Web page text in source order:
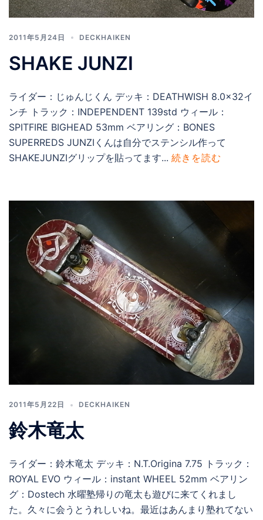
2011年5月24日 DECKHAIKEN
SHAKE JUNZI
ライダー：じゅんじくん デッキ：DEATHWISH 8.0×32イ
ンチ トラック：INDEPENDENT 139std ウィール：
SPITFIRE BIGHEAD 53mm ベアリング：BONES
SUPERREDS JUNZIくんは自分でステンシル作って
SHAKEJUNZIグリップを貼ってます... 続きを読む
2011年5月22日 DECKHAIKEN
鈴木竜太
ライダー：鈴木竜太 デッキ：N.T.Origina 7.75 トラック：
ROYAL EVO ウィール：instant WHEEL 52mm ベアリン
グ：Dostech 水曜塾帰りの竜太も遊びに来てくれまし
た。久々に会うとうれしいね。最近はあんまり塾れてない